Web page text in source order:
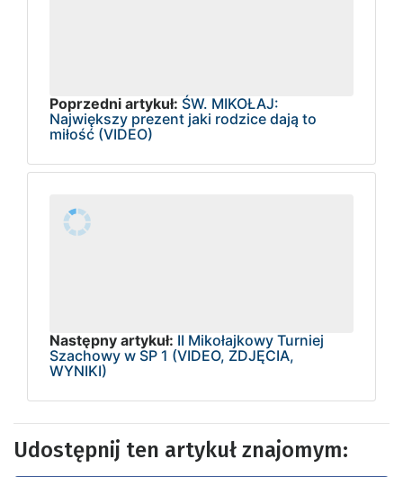
Poprzedni artykuł: ŚW. MIKOŁAJ:
Największy prezent jaki rodzice dają to
miłość (VIDEO)
Następny artykuł: II Mikołajkowy Turniej
Szachowy w SP 1 (VIDEO, ZDJĘCIA,
WYNIKI)
Udostępnij ten artykuł znajomym: